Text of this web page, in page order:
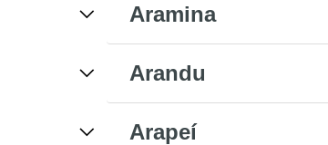
Aramina
Arandu
Arapeí